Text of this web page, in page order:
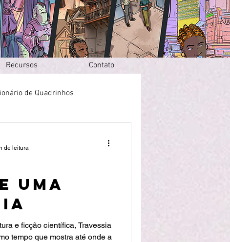
Recursos Contato
de Quadrinhos
UMA
e ficção científica, Travessia
tempo que mostra até onde a
de leitura